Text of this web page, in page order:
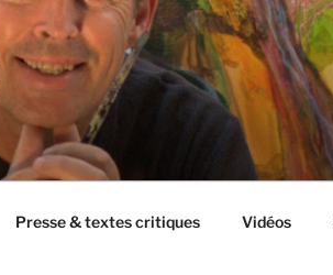
Presse & textes critiques Vidéos